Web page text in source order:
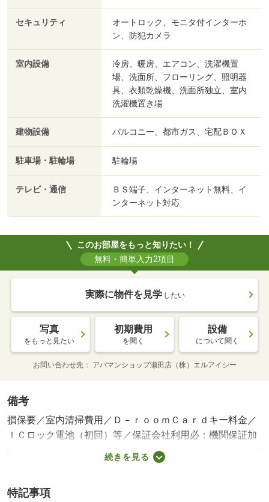
セキュリティ
オートロック、モニタ付インターホ
ン、防犯カメラ
室内設備
冷房、暖房、エアコン、洗濯機置
場、洗面所、フローリング、照明器
具、衣類乾燥機、洗面所独立、室内
洗濯機置き場
建物設備 バルコニー、都市ガス、宅配ＢＯＸ
駐車場・駐輪場 駐輪場
テレビ・通信
ＢＳ端子、インターネット無料、イ
ンターネット対応
このお部屋をもっと知りたい！
無料・簡単入力2項目
実際に物件を見学 したい
写真
をもっと見たい
初期費用
を聞く
設備
について聞く
お問い合わせ先 アパマンショップ瀬田店（株）エルアイシー
備考
損保要／室内清掃費用／Ｄ－ｒｏｏｍＣａｒｄキー料金／
ＩＣロック電池（初回）等／保証会社利用必：機関保証加
入必須。初回保証料３５０００円、月額保証料賃料等総額
の１％＋８００円／月（その他商品あり）／ペット相談／
費］ルームクリーニング料金にエアコンクリーニング費用
続きを見る
特記事項